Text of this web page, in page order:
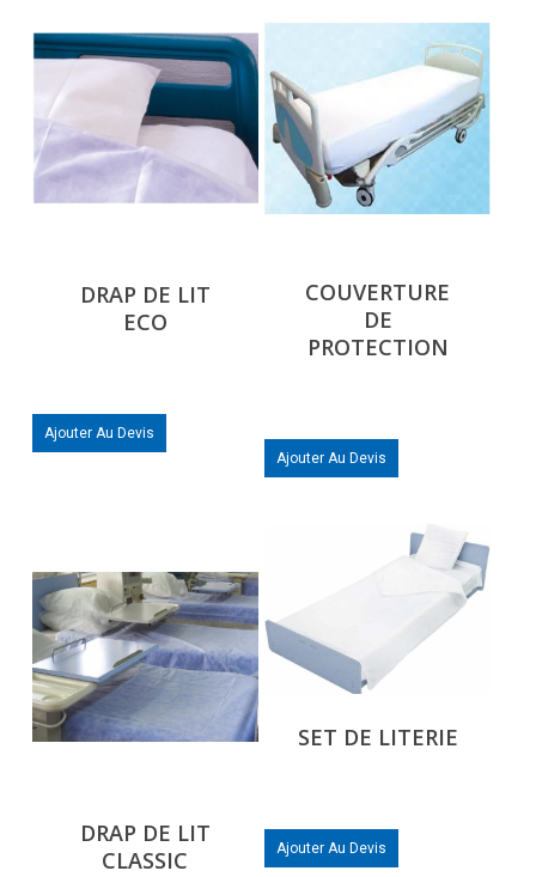
DRAP DE LIT
ECO
Ajouter Au Devis
COUVERTURE
DE
PROTECTION
Ajouter Au Devis
DRAP DE LIT
CLASSIC
SET DE LITERIE
Ajouter Au Devis